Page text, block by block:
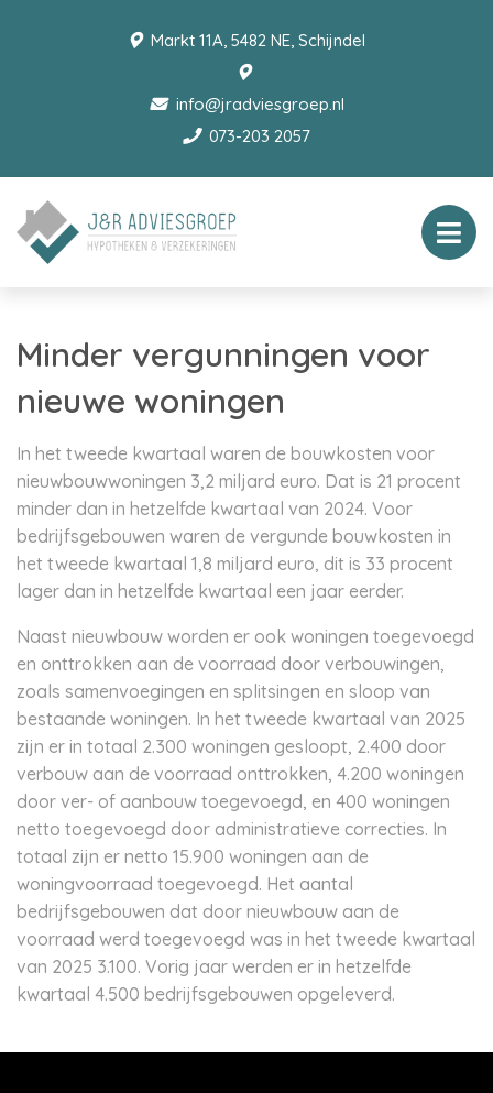
Markt 11A, 5482 NE, Schijndel
info@jradviesgroep.nl
073-203 2057
Minder vergunningen voor
nieuwe woningen
In het tweede kwartaal waren de bouwkosten voor
nieuwbouwwoningen 3,2 miljard euro. Dat is 21 procent
minder dan in hetzelfde kwartaal van 2024. Voor
bedrijfsgebouwen waren de vergunde bouwkosten in
het tweede kwartaal 1,8 miljard euro, dit is 33 procent
lager dan in hetzelfde kwartaal een jaar eerder.
Naast nieuwbouw worden er ook woningen toegevoegd
en onttrokken aan de voorraad door verbouwingen,
zoals samenvoegingen en splitsingen en sloop van
bestaande woningen. In het tweede kwartaal van 2025
zijn er in totaal 2.300 woningen gesloopt, 2.400 door
verbouw aan de voorraad onttrokken, 4.200 woningen
door ver- of aanbouw toegevoegd, en 400 woningen
netto toegevoegd door administratieve correcties. In
totaal zijn er netto 15.900 woningen aan de
woningvoorraad toegevoegd. Het aantal
bedrijfsgebouwen dat door nieuwbouw aan de
voorraad werd toegevoegd was in het tweede kwartaal
van 2025 3.100. Vorig jaar werden er in hetzelfde
kwartaal 4.500 bedrijfsgebouwen opgeleverd.